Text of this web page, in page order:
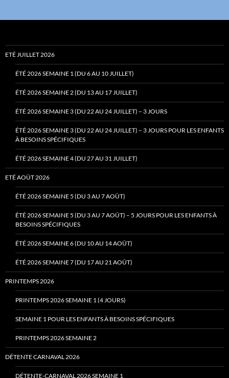
ETÉ JUILLET 2026
ÉTÉ 2026 SEMAINE 1 (DU 6 AU 10 JUILLET)
ÉTÉ 2026 SEMAINE 2 (DU 13 AU 17 JUILLET)
ÉTÉ 2026 SEMAINE 3 (DU 22 AU 24 JUILLET) – 3 JOURS
ÉTÉ 2026 SEMAINE 3 (DU 22 AU 24 JUILLET) – 3 JOURS POUR LES ENFANTS
À BESOINS SPÉCIFIQUES
ÉTÉ 2026 SEMAINE 4 (DU 27 AU 31 JUILLET)
ETÉ AOÛT 2026
ÉTÉ 2026 SEMAINE 5 (DU 3 AU 7 AOÛT)
ÉTÉ 2026 SEMAINE 5 (DU 3 AU 7 AOÛT) – 5 JOURS POUR LES ENFANTS À
BESOINS SPÉCIFIQUES
ÉTÉ 2026 SEMAINE 6 (DU 10 AU 14 AOÛT)
ÉTÉ 2026 SEMAINE 7 (DU 17 AU 21 AOÛT)
PRINTEMPS 2026
PRINTEMPS 2026 SEMAINE 1 (4 JOURS)
SEMAINE 1 POUR LES ENFANTS À BESOINS SPÉCIFIQUES
PRINTEMPS 2026 SEMAINE 2
DÉTENTE CARNAVAL 2026
DÉTENTE-CARNAVAL 2026 SEMAINE 1